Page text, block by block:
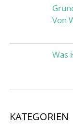
Von
Was
KATEGORIEN